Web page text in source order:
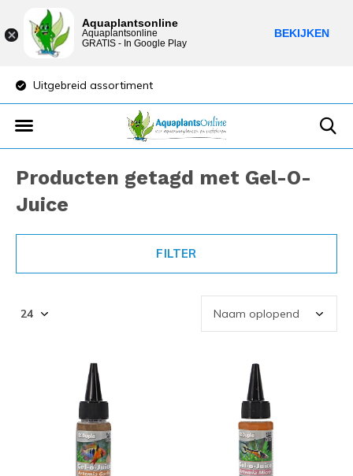
Uitgebreid assortiment
Producten getagd met Gel-O-
Juice
FILTER
Aquaplantsonline
Aquaplantsonline
GRATIS - In Google Play
BEKIJKEN